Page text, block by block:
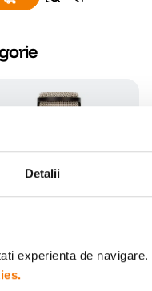
Detalii
experienta de
PodMic Microfon
Podcast